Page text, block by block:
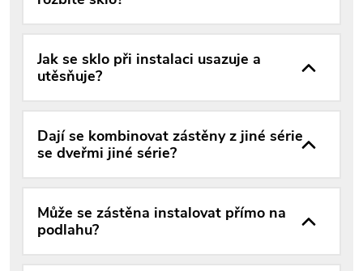
Jak se sklo při instalaci usazuje a
utěsňuje?
Dají se kombinovat zástěny z jiné série
se dveřmi jiné série?
Může se zástěna instalovat přímo na
podlahu?